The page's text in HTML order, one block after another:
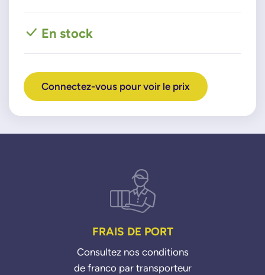
En stock
Connectez-vous pour voir le prix
FRAIS DE PORT
Consultez nos conditions
de franco par transporteur